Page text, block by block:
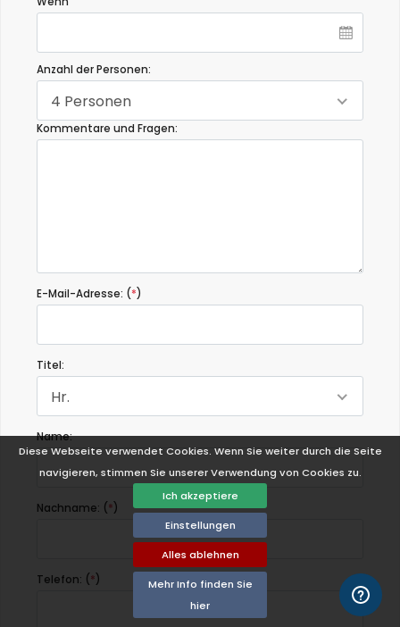
Diese Webseite verwendet Cookies. Wenn Sie weiter durch die Seite
navigieren, stimmen Sie unserer Verwendung von Cookies zu.
Ich akzeptiere
Einstellungen
Alles ablehnen
Mehr Info finden Sie
hier
Anzahl der Personen:
4 Personen
Kommentare und Fragen:
E-Mail-Adresse: (*)
Titel:
Hr.
Name:
Nachname: (*)
Telefon: (*)